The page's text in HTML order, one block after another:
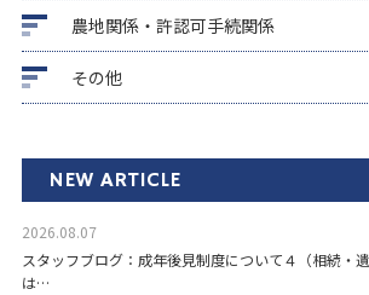
農地関係・許認可手続関係
その他
NEW ARTICLE
2026.08.07
スタッフブログ：成年後見制度について４（相続・
は…